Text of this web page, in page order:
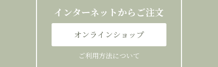
インターネットからご注文
オンラインショップ
ご利用方法について